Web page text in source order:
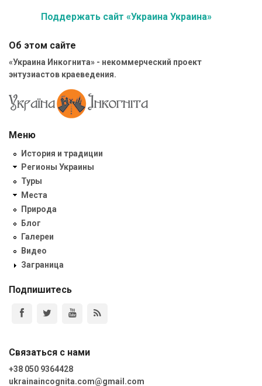
Поддержать сайт «Украина Украина»
Об этом сайте
«Украина Инкогнита» - некоммерческий проект
энтузиастов краеведения.
Меню
История и традиции
Регионы Украины
Туры
Места
Природа
Блог
Галереи
Видео
Заграница
Подпишитесь
Связаться с нами
+38 050 9364428
ukrainaincognita.com@gmail.com